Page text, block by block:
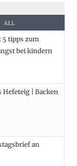
e
s
ALL
5 tipps zum
bei kindern
Hefeteig | Backen
an